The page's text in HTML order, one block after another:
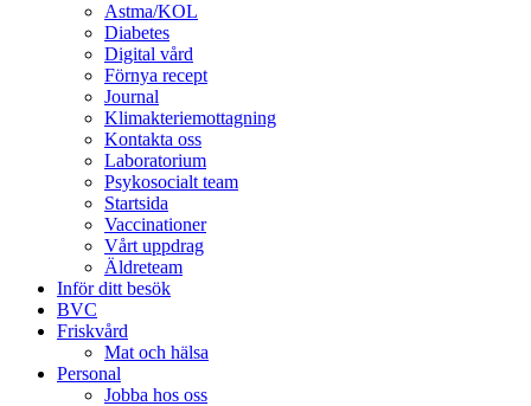
Astma/KOL
Diabetes
Digital vård
Förnya recept
Journal
Klimakteriemottagning
Kontakta oss
Laboratorium
Psykosocialt team
Startsida
Vaccinationer
Vårt uppdrag
Äldreteam
Inför ditt besök
BVC
Friskvård
Mat och hälsa
Personal
Jobba hos oss